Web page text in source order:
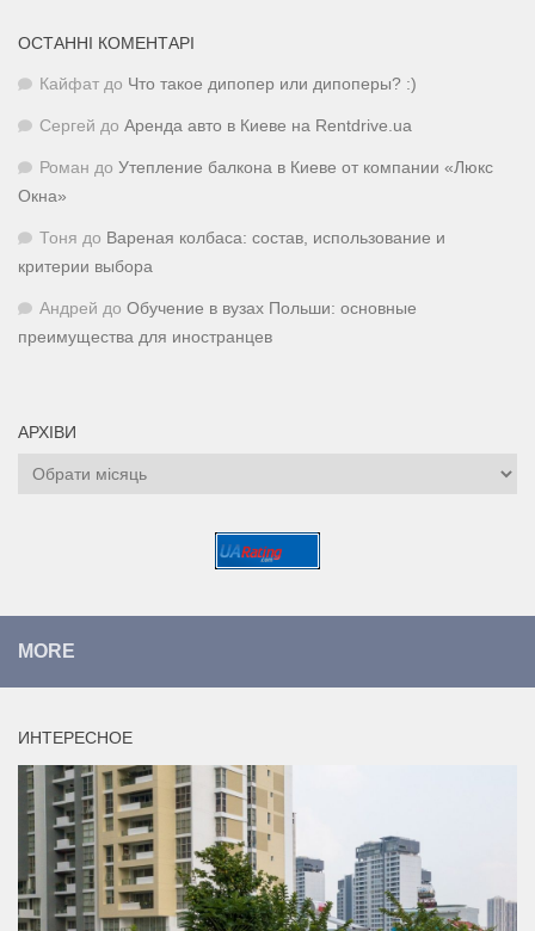
ОСТАННІ КОМЕНТАРІ
Кайфат до Что такое дипопер или дипоперы? :)
Сергей до Аренда авто в Киеве на Rentdrive.ua
Роман до Утепление балкона в Киеве от компании «Люкс
Окна»
Тоня до Вареная колбаса: состав, использование и
критерии выбора
Андрей до Обучение в вузах Польши: основные
преимущества для иностранцев
АРХІВИ
Архіви
MORE
ИНТЕРЕСНОЕ